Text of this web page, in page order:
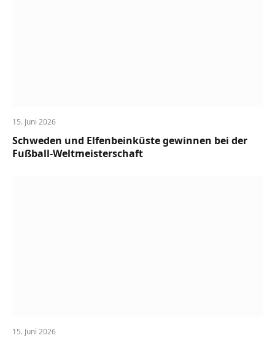
15. Juni 2026
Schweden und Elfenbeinküste gewinnen bei der
Fußball-Weltmeisterschaft
15. Juni 2026